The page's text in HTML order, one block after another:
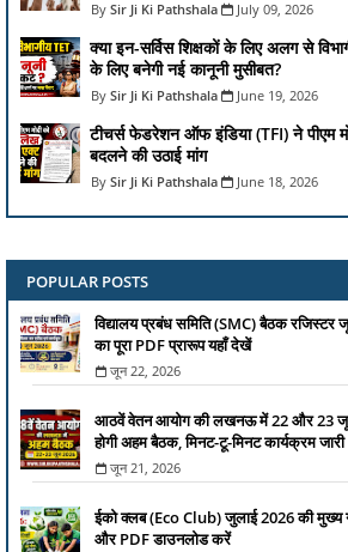
Sir Ji Ki Pathshala July 09, 2026
क्या इन-सर्विस शिक्षकों के लिए अलग से
के लिए बनेगी नई कानूनी मुसीबत?
Sir Ji Ki Pathshala June 19, 2026
टीचर्स फेडरेशन ऑफ इंडिया (TFI) ने पीएम
बदलने की उठाई मांग
Sir Ji Ki Pathshala June 18, 2026
POPULAR POSTS
विद्यालय प्रबंध समिति (SMC) बैठक रजिस्टर
का पूरा PDF प्रारूप यहाँ देखें
जून 22, 2026
आठवें वेतन आयोग की लखनऊ में 22 और 23 जून
होगी अहम बैठक, मिनट-टू-मिनट कार्यक्रम जारी
जून 21, 2026
ईको क्लब (Eco Club) जुलाई 2026 की मुख्य
और PDF डाउनलोड करें